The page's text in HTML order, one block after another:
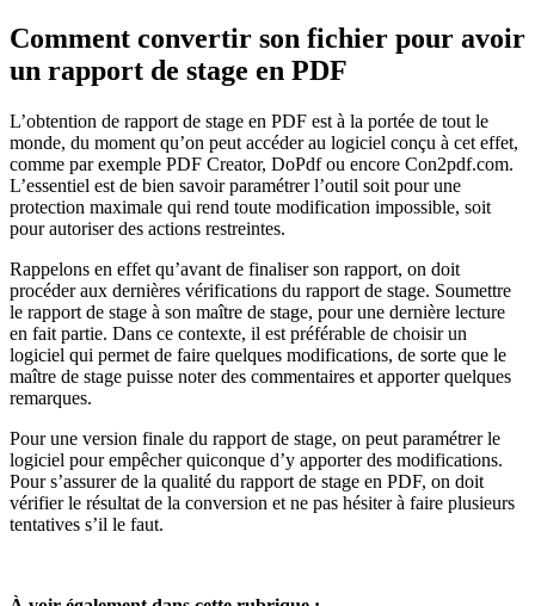
Comment convertir son fichier pour avoir
un rapport de stage en PDF
L’obtention de rapport de stage en PDF est à la portée de tout le
monde, du moment qu’on peut accéder au logiciel conçu à cet effet,
comme par exemple PDF Creator, DoPdf ou encore Con2pdf.com.
L’essentiel est de bien savoir paramétrer l’outil soit pour une
protection maximale qui rend toute modification impossible, soit
pour autoriser des actions restreintes.
Rappelons en effet qu’avant de finaliser son rapport, on doit
procéder aux dernières vérifications du rapport de stage. Soumettre
le rapport de stage à son maître de stage, pour une dernière lecture
en fait partie. Dans ce contexte, il est préférable de choisir un
logiciel qui permet de faire quelques modifications, de sorte que le
maître de stage puisse noter des commentaires et apporter quelques
remarques.
Pour une version finale du rapport de stage, on peut paramétrer le
logiciel pour empêcher quiconque d’y apporter des modifications.
Pour s’assurer de la qualité du rapport de stage en PDF, on doit
vérifier le résultat de la conversion et ne pas hésiter à faire plusieurs
tentatives s’il le faut.